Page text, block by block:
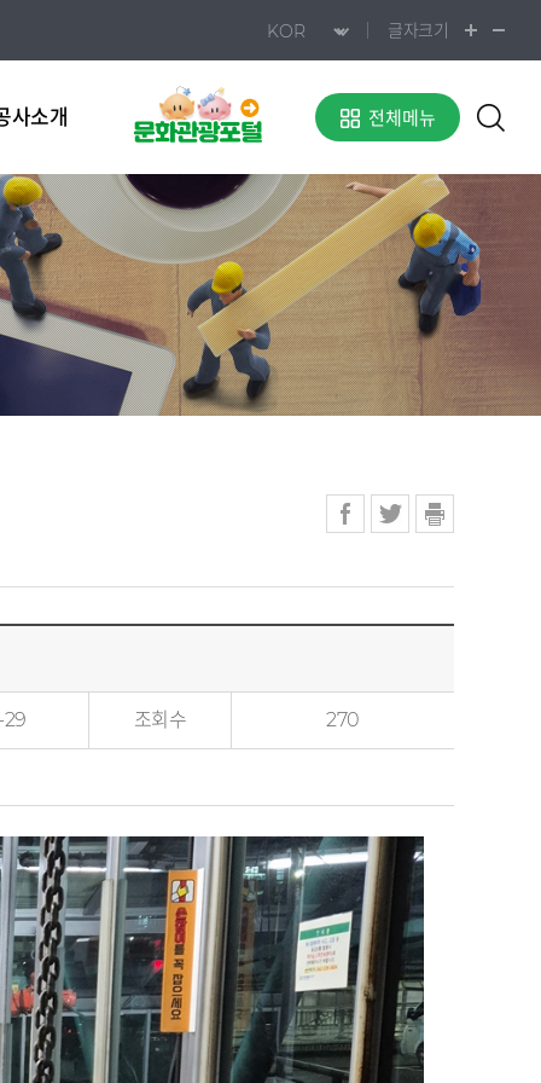
글자크기
사소개 전체메뉴
29 조회수 270